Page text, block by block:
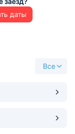
даты
Все